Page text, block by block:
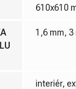
610x610
1,6 mm, 3
interiér,